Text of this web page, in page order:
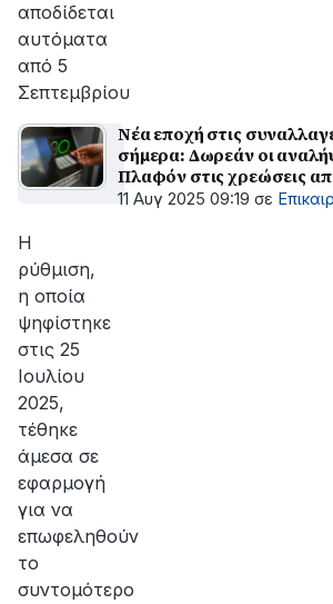
αποδίδεται
αυτόματα
από 5
Σεπτεμβρίου
Νέα εποχή στις
σήμερα: Δωρεάν οι
Πλαφόν στις χρεώσεις
τρίτων παρόχων
11 Αυγ 2025 09:19 σε
Η
ρύθμιση,
η οποία
ψηφίστηκε
στις 25
Ιουλίου
2025,
τέθηκε
άμεσα σε
εφαρμογή
για να
επωφεληθούν
το
συντομότερο